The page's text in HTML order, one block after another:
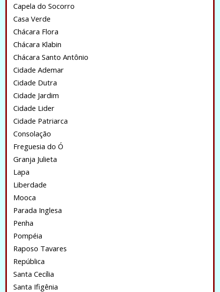
Capela do Socorro
Casa Verde
Chácara Flora
Chácara Klabin
Chácara Santo Antônio
Cidade Ademar
Cidade Dutra
Cidade Jardim
Cidade Lider
Cidade Patriarca
Consolação
Freguesia do Ó
Granja Julieta
Lapa
Liberdade
Mooca
Parada Inglesa
Penha
Pompéia
Raposo Tavares
República
Santa Cecília
Santa Ifigênia